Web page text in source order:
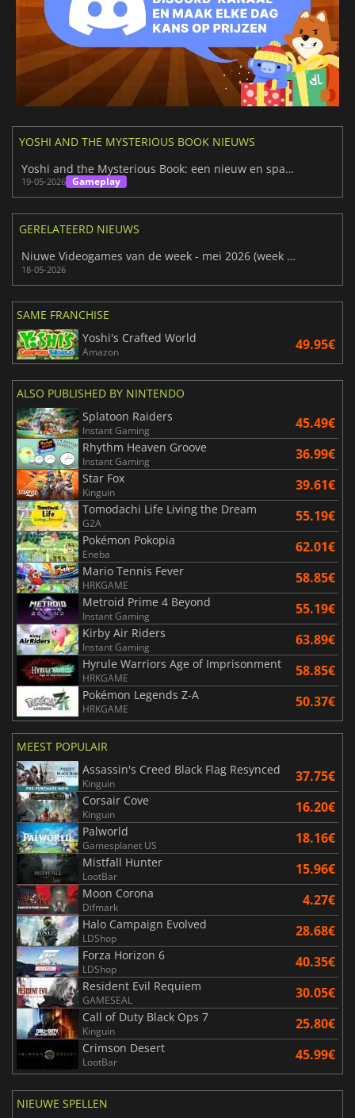
YOSHI AND THE MYSTERIOUS BOOK NIEUWS
Yoshi and the Mysterious Book: een nieuw en spannend avontuur
19-05-2026 Gameplay
GERELATEERD NIEUWS
Niuwe Videogames van de week - mei 2026 (week 21)
18-05-2026
SAME FRANCHISE
Yoshi's Crafted World
Amazon 49.95€
ALSO PUBLISHED BY NINTENDO
Splatoon Raiders
Instant Gaming 45.49€
Rhythm Heaven Groove
Instant Gaming 36.99€
Star Fox
Kinguin 39.61€
Tomodachi Life Living the Dream
G2A 55.19€
Pokémon Pokopia
Eneba 62.01€
Mario Tennis Fever
HRKGAME 58.85€
Metroid Prime 4 Beyond
Instant Gaming 55.19€
Kirby Air Riders
Instant Gaming 63.89€
Hyrule Warriors Age of Imprisonment
HRKGAME 58.85€
Pokémon Legends Z-A
HRKGAME 50.37€
MEEST POPULAIR
Assassin's Creed Black Flag Resynced
Kinguin 37.75€
Corsair Cove
Kinguin 16.20€
Palworld
Gamesplanet US 18.16€
Mistfall Hunter
LootBar 15.96€
Moon Corona
Difmark 4.27€
Halo Campaign Evolved
LDShop 28.68€
Forza Horizon 6
LDShop 40.35€
Resident Evil Requiem
GAMESEAL 30.05€
Call of Duty Black Ops 7
Kinguin 25.80€
Crimson Desert
LootBar 45.99€
NIEUWE SPELLEN